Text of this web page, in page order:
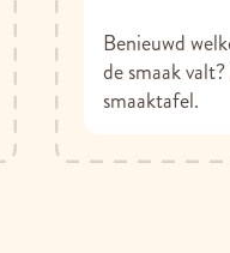
Benieuwd
de smaak
smaaktafel.